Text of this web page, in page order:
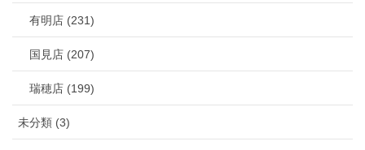
有明店 (231)
国見店 (207)
瑞穂店 (199)
未分類 (3)